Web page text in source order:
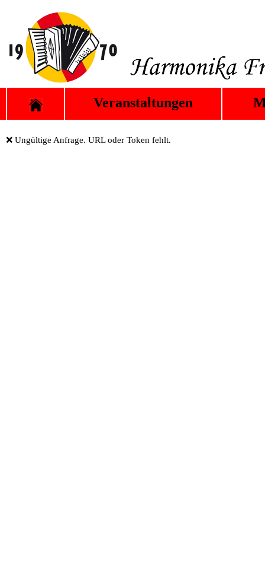
Veranstaltungen
❌ Ungültige Anfrage. URL oder Token fehlt.